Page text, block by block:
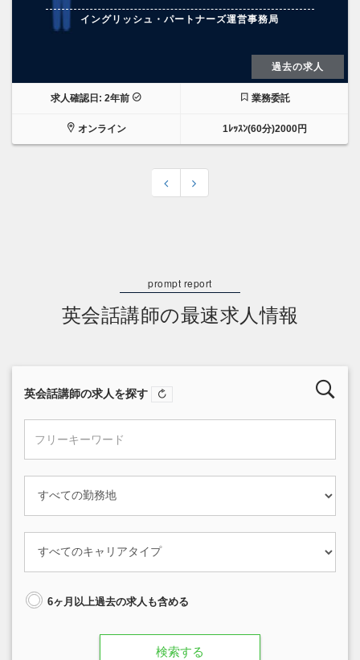
イングリッシュ・パートナーズ運営事務局
過去の求人
求人確認日: 2年前 業務委託
オンライン 1ﾚｯｽﾝ(60分)2000円
英会話講師の最速求人情報
英会話講師の求人を探す
6ヶ月以上過去の求人も含める
検索する